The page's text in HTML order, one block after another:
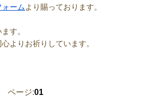
ーム より賜っております。
す。
よりお祈りしています。
ページ:01